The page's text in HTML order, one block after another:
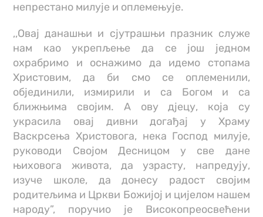
непрестано милује и оплемењује.
,,Овај данашњи и сјутрашњи празник служе
нам као укрепљење да се још једном
охрабримо и оснажимо да идемо стопама
Христовим, да би смо се оплеменили,
објединили, измирили и са Богом и са
ближњима својим. А ову дјецу, која су
украсила овај дивни догађај у Храму
Васкрсења Христовога, нека Господ милује,
руководи Својом Десницом у све дане
њиховога живота, да узрасту, напредују,
изуче школе, да донесу радост својим
родитељима и Цркви Божијој и цијелом нашем
народу”, поручио је Високопреосвећени